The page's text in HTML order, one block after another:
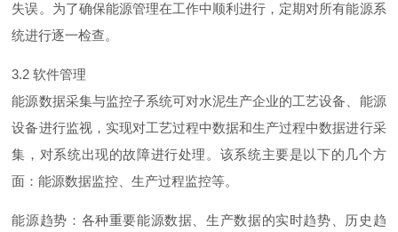
失误。为了确保能源管理在工作中顺利进行，定期对所有能源系
统进行逐一检查。
3.2 软件管理
能源数据采集与监控子系统可对水泥生产企业的工艺设备、能源
设备进行监视，实现对工艺过程中数据和生产过程中数据进行采
集，对系统出现的故障进行处理。该系统主要是以下的几个方
面：能源数据监控、生产过程监控等。
能源趋势：各种重要能源数据、生产数据的实时趋势、历史趋